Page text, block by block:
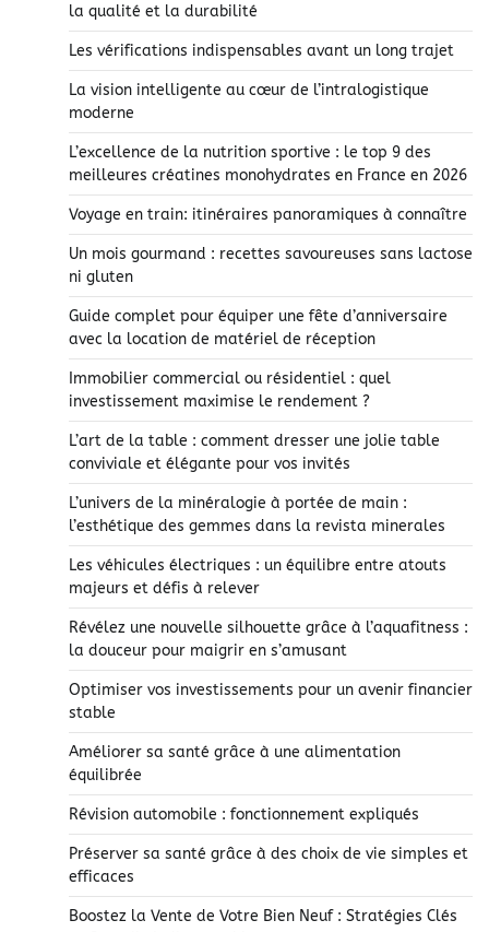
la qualité et la durabilité
Les vérifications indispensables avant un long trajet
La vision intelligente au cœur de l’intralogistique
moderne
L’excellence de la nutrition sportive : le top 9 des
meilleures créatines monohydrates en France en 2026
Voyage en train: itinéraires panoramiques à connaître
Un mois gourmand : recettes savoureuses sans lactose
ni gluten
Guide complet pour équiper une fête d’anniversaire
avec la location de matériel de réception
Immobilier commercial ou résidentiel : quel
investissement maximise le rendement ?
L’art de la table : comment dresser une jolie table
conviviale et élégante pour vos invités
L’univers de la minéralogie à portée de main :
l’esthétique des gemmes dans la revista minerales
Les véhicules électriques : un équilibre entre atouts
majeurs et défis à relever
Révélez une nouvelle silhouette grâce à l’aquafitness :
la douceur pour maigrir en s’amusant
Optimiser vos investissements pour un avenir financier
stable
Améliorer sa santé grâce à une alimentation
équilibrée
Révision automobile : fonctionnement expliqués
Préserver sa santé grâce à des choix de vie simples et
efficaces
Boostez la Vente de Votre Bien Neuf : Stratégies Clés